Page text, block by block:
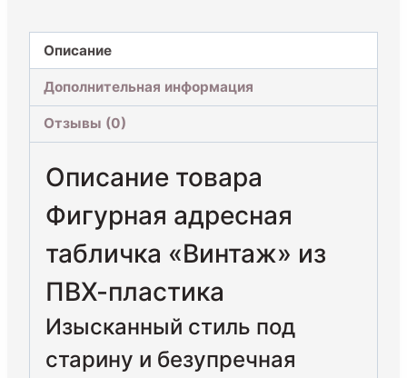
ПВХ
Описание
Дополнительная информация
Отзывы (0)
Описание товара
Фигурная адресная
табличка «Винтаж» из
ПВХ-пластика
Изысканный стиль под
старину и безупречная